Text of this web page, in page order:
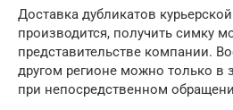
Доставка дубликатов
производится, получить симку
представительстве компании.
другом регионе можно только в
при непосредственном